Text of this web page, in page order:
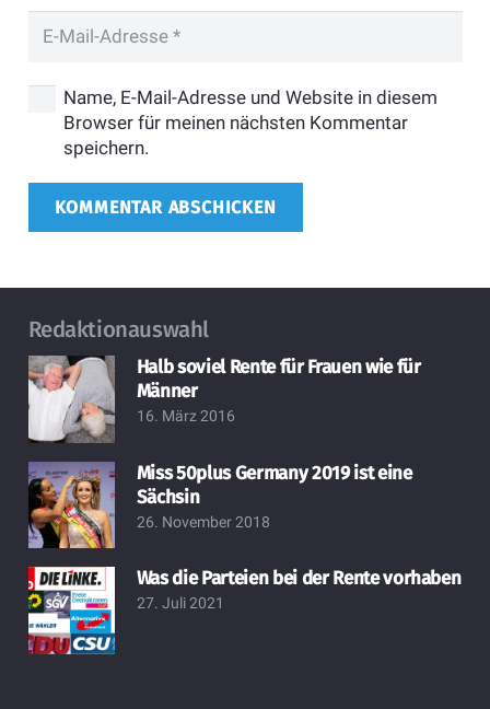
Name, E-Mail-Adresse und Website in diesem
Browser für meinen nächsten Kommentar
speichern.
KOMMENTAR ABSCHICKEN
Redaktionauswahl
Halb soviel Rente für Frauen wie für
Männer
16. März 2016
Miss 50plus Germany 2019 ist eine
Sächsin
26. November 2018
Was die Parteien bei der Rente vorhaben
27. Juli 2021